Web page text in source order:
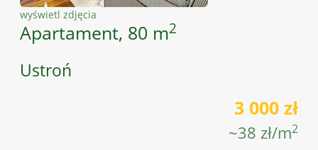
wyświetl zdjęcia
Apartament, 80 m2
Ustroń
3 000 zł
~38 zł/m2